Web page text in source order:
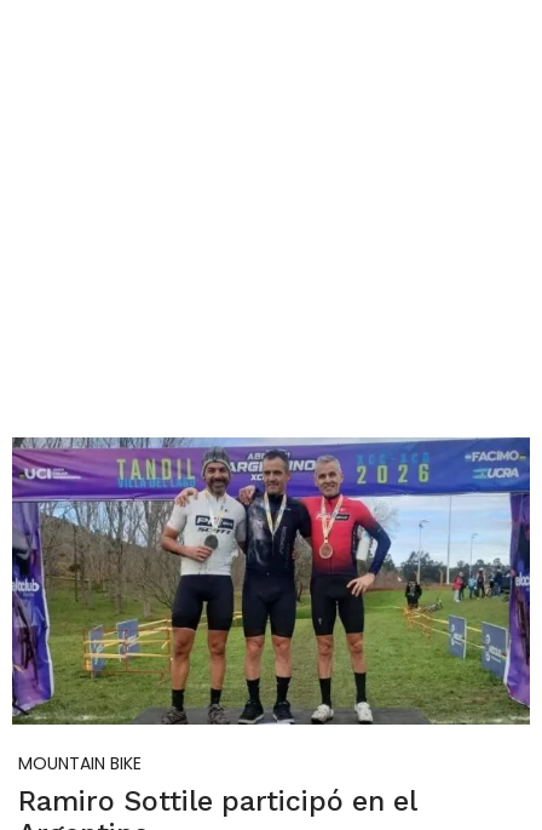
MOUNTAIN BIKE
Ramiro Sottile participó en el